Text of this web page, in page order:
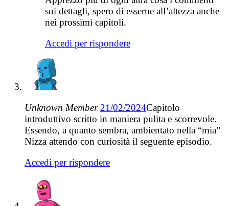
sui dettagli, spero di esserne all’altezza anche
nei prossimi capitoli.
Accedi per rispondere
Unknown Member 21/02/2024Capitolo
introduttivo scritto in maniera pulita e scorrevole.
Essendo, a quanto sembra, ambientato nella “mia”
Nizza attendo con curiosità il seguente episodio.
Accedi per rispondere